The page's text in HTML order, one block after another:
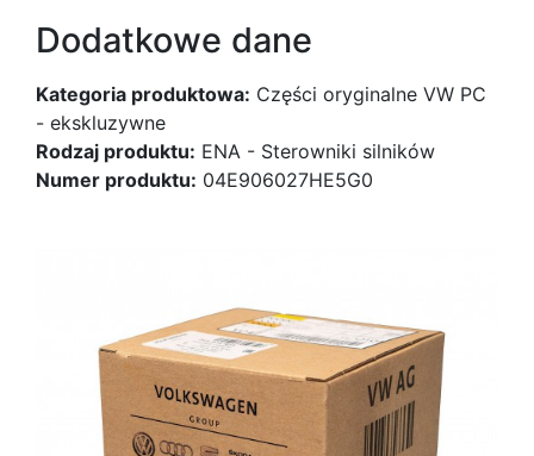
Dodatkowe dane
Kategoria produktowa: Części oryginalne VW PC
- ekskluzywne
Rodzaj produktu: ENA - Sterowniki silników
Numer produktu: 04E906027HE5G0